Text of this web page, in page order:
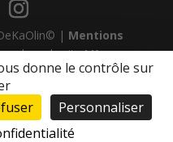
| Mentions
place du siteLK-
boutique avec le code promo
Ignorer
donne le contrôle sur
Personnaliser